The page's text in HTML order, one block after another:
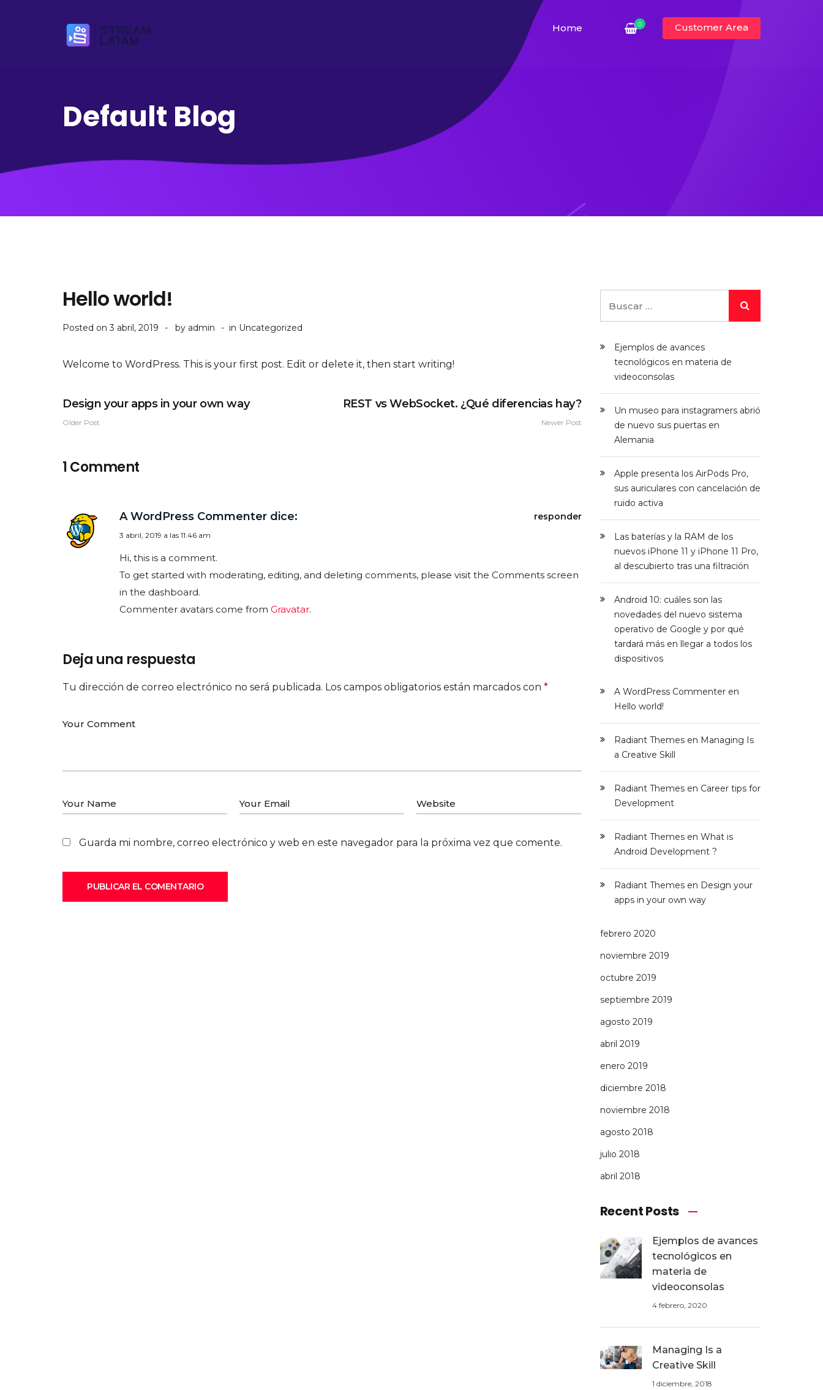
Customer Area
0
Home
Default Blog
Hello world!
Posted on3 abril, 2019 by admin in Uncategorized
Welcome to WordPress. This is your first post. Edit or delete it, then start writing!
Design your apps in your own way
Older Post
REST vs WebSocket. ¿Qué diferencias hay?
Newer Post
1 Comment
A WordPress Commenter dice:
3 abril, 2019 a las 11:46 am
Hi, this is a comment.
To get started with moderating, editing, and deleting comments, please visit the Comments screen
in the dashboard.
Commenter avatars come from Gravatar.
responder
Deja una respuesta
Tu dirección de correo electrónico no será publicada. Los campos obligatorios están marcados con *
Guarda mi nombre, correo electrónico y web en este navegador para la próxima vez que comente.
PUBLICAR EL COMENTARIO
Ejemplos de avances
tecnológicos en materia de
videoconsolas
Un museo para instagramers abrió
de nuevo sus puertas en
Alemania
Apple presenta los AirPods Pro,
sus auriculares con cancelación de
ruido activa
Las baterías y la RAM de los
nuevos iPhone 11 y iPhone 11 Pro,
al descubierto tras una filtración
Android 10: cuáles son las
novedades del nuevo sistema
operativo de Google y por qué
tardará más en llegar a todos los
dispositivos
A WordPress Commenteren
Hello world!
Radiant Themesen Managing Is
a Creative Skill
Radiant Themesen Career tips for
Development
Radiant Themesen What is
Android Development ?
Radiant Themesen Design your
apps in your own way
febrero 2020
noviembre 2019
octubre 2019
septiembre 2019
agosto 2019
abril 2019
enero 2019
diciembre 2018
noviembre 2018
agosto 2018
julio 2018
abril 2018
Recent Posts
Ejemplos de avances
tecnológicos en
materia de
videoconsolas
4 febrero, 2020
Managing Is a
Creative Skill
1 diciembre, 2018